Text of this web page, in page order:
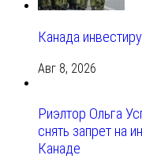
Канада
Авг 8, 2026
Риэлтор Ольга
снять запрет на
Канаде